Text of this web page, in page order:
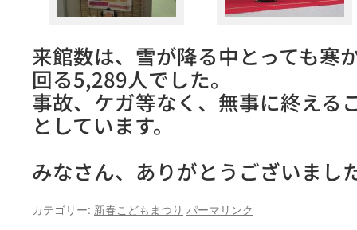
来館数は、雪が降る中とっても寒
回る5,289人でした。
事故、ケガ等なく、無事に終える
としています。
みなさん、ありがとうございまし
カテゴリー: 新春こどもまつり パーマリンク